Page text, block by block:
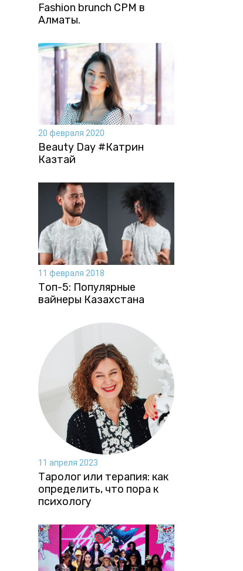
Fashion brunch CPM в
Алматы.
20 февраля 2020
Beauty Day #Катрин
Казтай
11 февраля 2018
Топ-5: Популярные
вайнеры Казахстана
11 апреля 2023
Таролог или терапия: как
определить, что пора к
психологу